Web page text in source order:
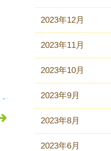
2023年12月
2023年11月
2023年10月
2023年9月
2023年8月
2023年6月